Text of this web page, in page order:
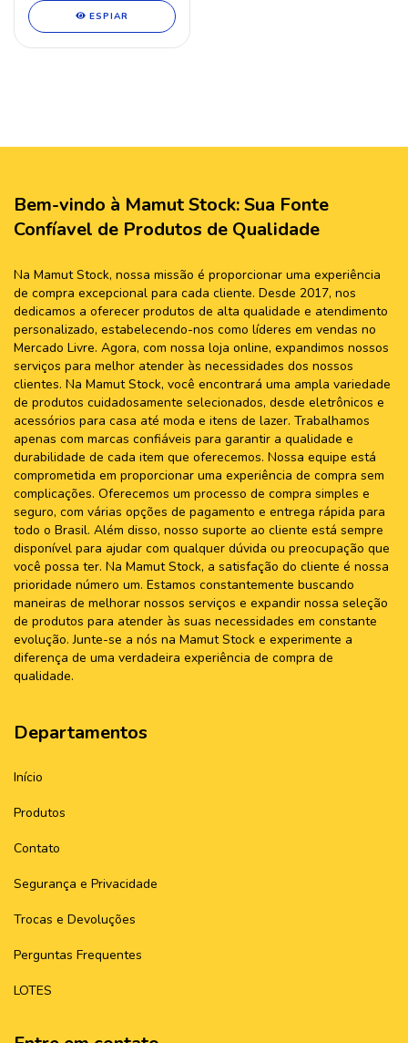
ESPIAR
Bem-vindo à Mamut Stock: Sua Fonte
Confíavel de Produtos de Qualidade
Na Mamut Stock, nossa missão é proporcionar uma experiência
de compra excepcional para cada cliente. Desde 2017, nos
dedicamos a oferecer produtos de alta qualidade e atendimento
personalizado, estabelecendo-nos como líderes em vendas no
Mercado Livre. Agora, com nossa loja online, expandimos nossos
serviços para melhor atender às necessidades dos nossos
clientes. Na Mamut Stock, você encontrará uma ampla variedade
de produtos cuidadosamente selecionados, desde eletrônicos e
acessórios para casa até moda e itens de lazer. Trabalhamos
apenas com marcas confiáveis para garantir a qualidade e
durabilidade de cada item que oferecemos. Nossa equipe está
comprometida em proporcionar uma experiência de compra sem
complicações. Oferecemos um processo de compra simples e
seguro, com várias opções de pagamento e entrega rápida para
todo o Brasil. Além disso, nosso suporte ao cliente está sempre
disponível para ajudar com qualquer dúvida ou preocupação que
você possa ter. Na Mamut Stock, a satisfação do cliente é nossa
prioridade número um. Estamos constantemente buscando
maneiras de melhorar nossos serviços e expandir nossa seleção
de produtos para atender às suas necessidades em constante
evolução. Junte-se a nós na Mamut Stock e experimente a
diferença de uma verdadeira experiência de compra de
qualidade.
Departamentos
Início
Produtos
Contato
Segurança e Privacidade
Trocas e Devoluções
Perguntas Frequentes
LOTES